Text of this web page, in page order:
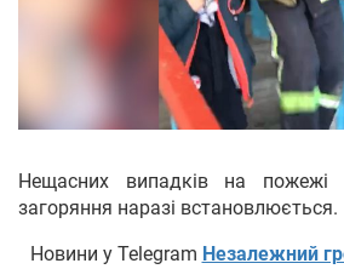
Нещасних випадків на
загоряння наразі встановлюється.
Новини у Telegram Незалежний